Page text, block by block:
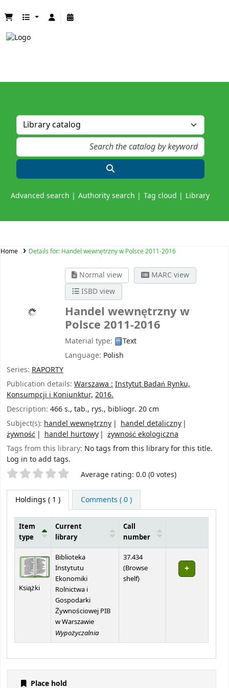
Advanced search Authority search Tag cloud Library
Home Details for: Handel wewnętrzny w Polsce 2011-2016
Normal view
MARC view
ISBD view
Handel wewnętrzny w
Polsce 2011-2016
Material type:
Text
Language: Polish
Series: RAPORTY
Publication details: Warszawa : Instytut Badań Rynku,
Konsumpcji i Koniunktur, 2016.
Description: 466 s., tab., rys., bibliogr. 20 cm
Subject(s): handel wewnętrzny
handel detaliczny
żywność
handel hurtowy
żywność ekologiczna
Tags from this library: No tags from this library for this title.
Log in to add tags.
Star ratings Average rating: 0.0 (0 votes)
Holdings ( 1 ) Comments ( 0 )
Item
type
Current
library
Call
number
Książki
Biblioteka
Instytutu
Ekonomiki
Rolnictwa i
Gospodarki
Żywnościowej PIB
w Warszawie
Wypożyczalnia
37.434
(Browse
shelf(Opens below)
)
Place hold